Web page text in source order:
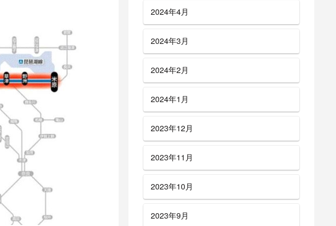
2024年4月
2024年3月
2024年2月
2024年1月
2023年12月
2023年11月
2023年10月
2023年9月